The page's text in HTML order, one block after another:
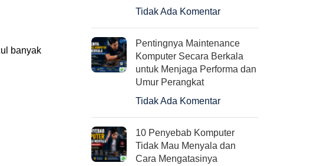
banyak
Tidak Ada Komentar
Pentingnya Maintenance
Komputer Secara Berkala
untuk Menjaga Performa dan
Umur Perangkat
Tidak Ada Komentar
10 Penyebab Komputer
Tidak Mau Menyala dan
Cara Mengatasinya